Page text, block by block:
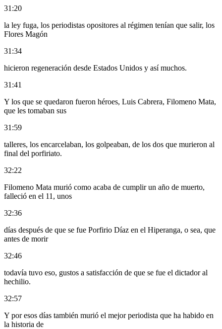
31:20
la ley fuga, los periodistas opositores al régimen tenían que salir, los
Flores Magón
31:34
hicieron regeneración desde Estados Unidos y así muchos.
31:41
Y los que se quedaron fueron héroes, Luis Cabrera, Filomeno Mata,
que les tomaban sus
31:59
talleres, los encarcelaban, los golpeaban, de los dos que murieron al
final del porfiriato.
32:22
Filomeno Mata murió como acaba de cumplir un año de muerto,
falleció en el 11, unos
32:36
días después de que se fue Porfirio Díaz en el Hiperanga, o sea, que
antes de morir
32:46
todavía tuvo eso, gustos a satisfacción de que se fue el dictador al
hechilio.
32:57
Y por esos días también murió el mejor periodista que ha habido en
la historia de